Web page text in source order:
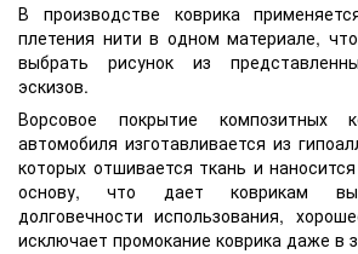
В производстве коврика
плетения нити в одном материале,
выбрать рисунок из
эскизов.
Ворсовое покрытие композитных
автомобиля изготавливается из
которых отшивается ткань и
основу, что дает коврикам
долговечности использования,
исключает промокание коврика даже в